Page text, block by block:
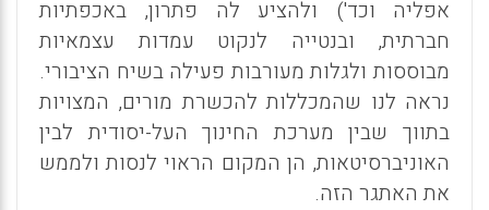
אפליה וכד') ולהציע לה פתרון, באכפתיות
חברתית, ובנטייה לנקוט עמדות עצמאיות
מבוססות ולגלות מעורבות פעילה בשיח הציבורי.
נראה לנו שהמכללות להכשרת מורים, המצויות
בתווך שבין מערכת החינוך העל-יסודית לבין
האוניברסיטאות, הן המקום הראוי לנסות ולממש
את האתגר הזה.